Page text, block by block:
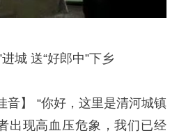
城 送“好郎中”下乡
音】 “你好，这里是清河城镇
出现高血压危象，我们已经